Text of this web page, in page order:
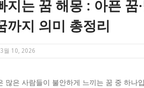
지는 꿈 해몽 : 아픈 꿈
까지 의미 총정리
3월 10, 2026
많은 사람들이 불안하게 느끼는 꿈 중 하나